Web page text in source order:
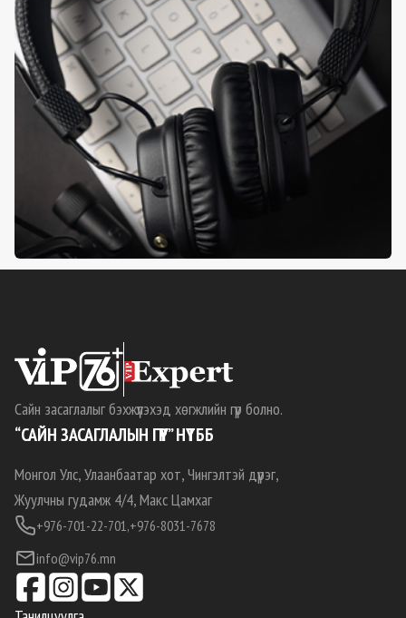
Сайн засаглалыг бэхжүүлэхэд хөгжлийн гүүр болно.
“САЙН ЗАСАГЛАЛЫН ГҮҮР” НҮТББ
Монгол Улс, Улаанбаатар хот, Чингэлтэй дүүрэг,
Жуулчны гудамж 4/4, Макс Цамхаг
+976-701-22-701,+976-8031-7678
info@vip76.mn